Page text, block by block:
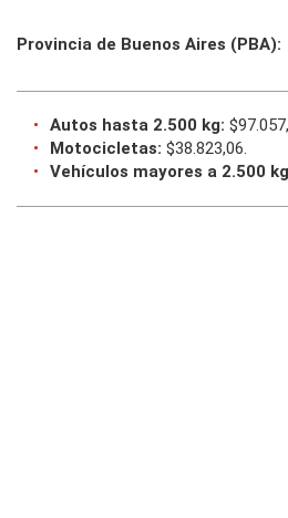
Provincia de Buenos Aires (PBA):
Autos hasta 2.500 kg:
Motocicletas: $38.823,06.
Vehículos mayores a 2.500 kg